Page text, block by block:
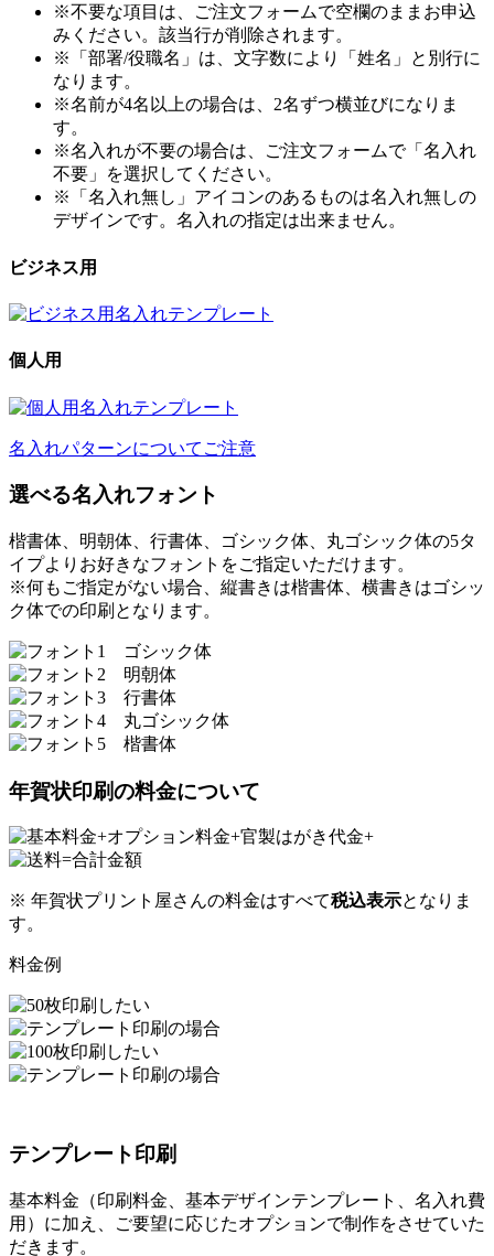
※不要な項目は、ご注文フォームで空欄のままお申込
みください。該当行が削除されます。
※「部署/役職名」は、文字数により「姓名」と別行に
なります。
※名前が4名以上の場合は、2名ずつ横並びになりま
す。
※名入れが不要の場合は、ご注文フォームで「名入れ
不要」を選択してください。
※「名入れ無し」アイコンのあるものは名入れ無しの
デザインです。名入れの指定は出来ません。
ビジネス用
個人用
名入れパターンについてご注意
選べる名入れフォント
楷書体、明朝体、行書体、ゴシック体、丸ゴシック体の5タ
イプよりお好きなフォントをご指定いただけます。
※何もご指定がない場合、縦書きは楷書体、横書きはゴシッ
ク体での印刷となります。
年賀状印刷の料金について
※ 年賀状プリント屋さんの料金はすべて税込表示となりま
す。
料金例
テンプレート印刷
基本料金（印刷料金、基本デザインテンプレート、名入れ費
用）に加え、ご要望に応じたオプションで制作をさせていた
だきます。